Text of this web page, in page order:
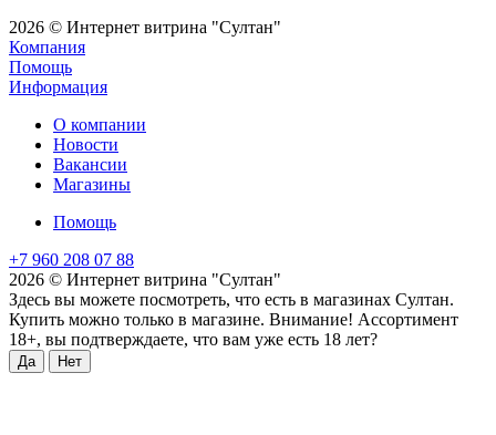
2026 © Интернет витрина "Султан"
Компания
Помощь
Информация
О компании
Новости
Вакансии
Магазины
Помощь
+7 960 208 07 88
2026 © Интернет витрина "Султан"
Здесь вы можете посмотреть, что есть в магазинах Султан.
Купить можно только в магазине. Внимание! Ассортимент
18+, вы подтверждаете, что вам уже есть 18 лет?